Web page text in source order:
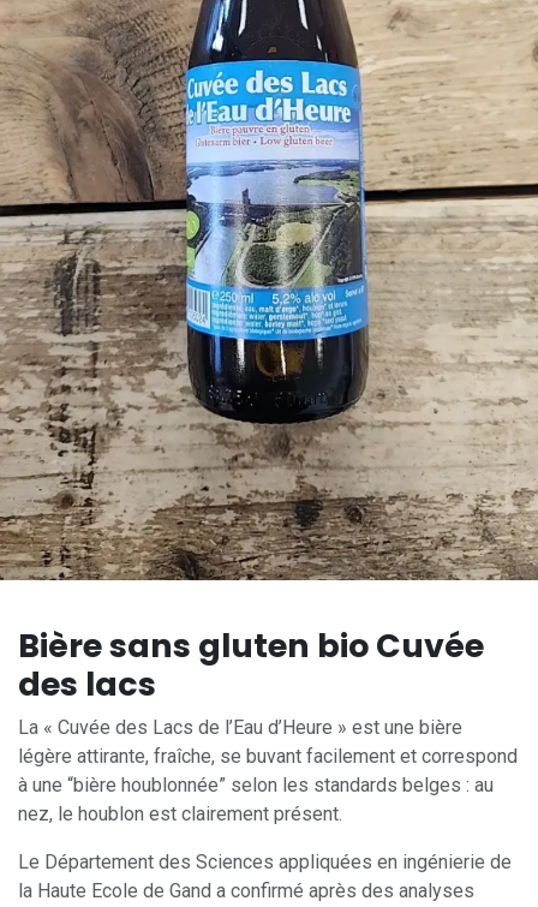
Bière sans gluten bio Cuvée
des lacs
La « Cuvée des Lacs de l’Eau d’Heure » est une bière
légère attirante, fraîche, se buvant facilement et correspond
à une “bière houblonnée” selon les standards belges : au
nez, le houblon est clairement présent.
Le Département des Sciences appliquées en ingénierie de
la Haute Ecole de Gand a confirmé après des analyses